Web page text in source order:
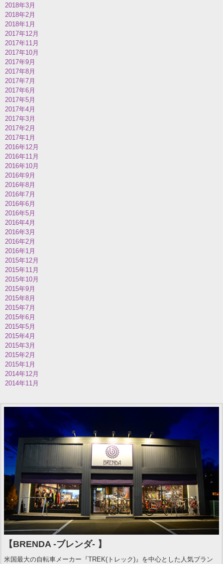
2018年3月
2018年2月
2018年1月
2017年12月
2017年11月
2017年10月
2017年9月
2017年8月
2017年7月
2017年6月
2017年5月
2017年4月
2017年3月
2017年2月
2017年1月
2016年12月
2016年11月
2016年10月
2016年9月
2016年8月
2016年7月
2016年6月
2016年5月
2016年4月
2016年3月
2016年2月
2016年1月
2015年12月
2015年11月
2015年10月
2015年9月
2015年8月
2015年7月
2015年6月
2015年5月
2015年4月
2015年3月
2015年2月
2015年1月
2014年12月
2014年11月
【BRENDA -ブレンダ- 】
米国最大の自転車メーカー『TREK(トレック)』を中心とした人気ブラン